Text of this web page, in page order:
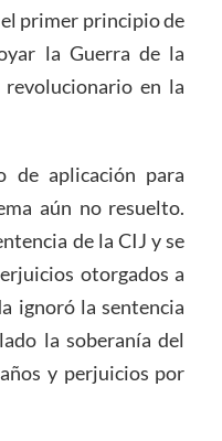
primer principio de
la Guerra de la
en la
de aplicación para
aún no resuelto.
de la CIJ y se
otorgados a
ignoró la sentencia
la soberanía del
y perjuicios por